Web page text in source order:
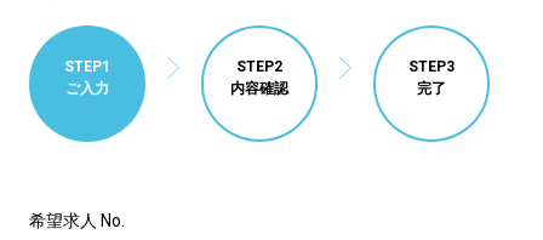
STEP1
ご入力
STEP2
内容確認
STEP3
完了
希望求人 No.